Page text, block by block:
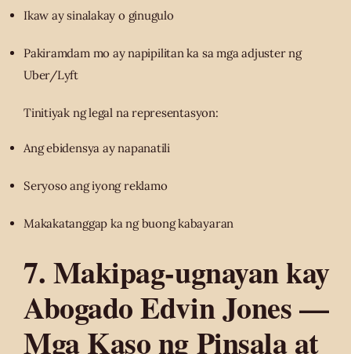
Ikaw ay sinalakay o ginugulo
Pakiramdam mo ay napipilitan ka sa mga adjuster ng
Uber/Lyft
Tinitiyak ng legal na representasyon:
Ang ebidensya ay napanatili
Seryoso ang iyong reklamo
Makakatanggap ka ng buong kabayaran
7. Makipag-ugnayan kay
Abogado Edvin Jones —
Mga Kaso ng Pinsala at